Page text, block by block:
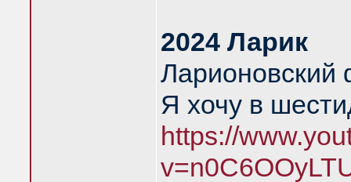
2024 Ларик
Ларионовский
Я хочу в
https://